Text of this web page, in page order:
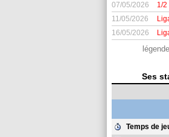
07/05/2026
1/2
11/05/2026
16/05/2026
Ses
Temps de